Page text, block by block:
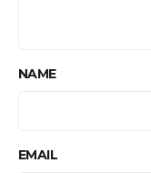
NAME
EMAIL